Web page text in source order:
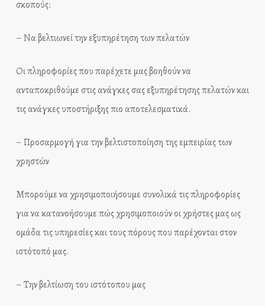
σκοπούς:
– Να βελτιωνεί την εξυπηρέτηση των πελατών
Οι πληροφορίες που παρέχετε μας βοηθούν να
ανταποκριθούμε στις ανάγκες σας εξυπηρέτησης πελατών και
τις ανάγκες υποστήριξης πιο αποτελεσματικά.
– Προσαρμογή για την βελτιστοποίηση της εμπειρίας των
χρηστών
Μπορούμε να χρησιμοποιήσουμε συνολικά τις πληροφορίες
για να κατανοήσουμε πώς χρησιμοποιούν οι χρήστες μας ως
ομάδα τις υπηρεσίες και τους πόρους που παρέχονται στον
ιστότοπό μας.
– Την βελτίωση του ιστότοπου μας